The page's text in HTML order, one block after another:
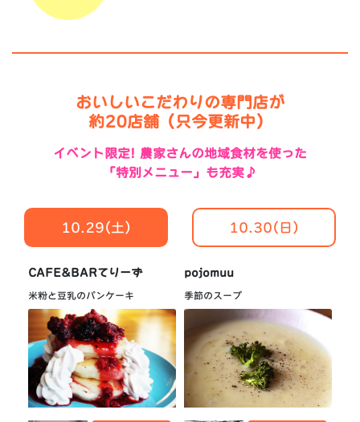
おいしいこだわりの専門店が
約20店舗（只今更新中）
イベント限定! 農家さんの地域食材を使った
「特別メニュー」も充実♪
10.29(土) 10.30(日)
CAFE&BARてりーず
米粉と豆乳のパンケーキ
pojomuu
季節のスープ